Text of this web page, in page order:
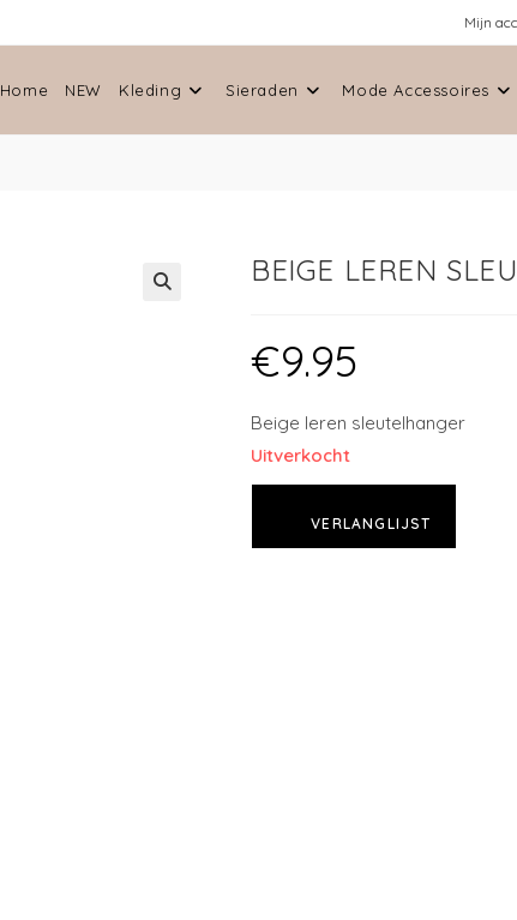
Mijn
Home NEW Kleding Sieraden Mode Accessoires
BEIGE LEREN
€9.95
Beige leren sleutelhanger
Uitverkocht
VERLANGLIJST